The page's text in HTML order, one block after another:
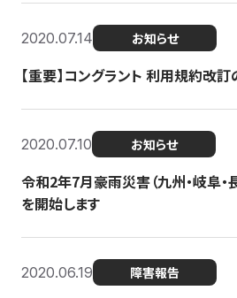
2020.07.14 お知らせ
【重要】コングラント 利用規約改
2020.07.10 お知らせ
令和2年7月豪雨災害（九州・岐阜
を開始します
2020.06.19 障害報告